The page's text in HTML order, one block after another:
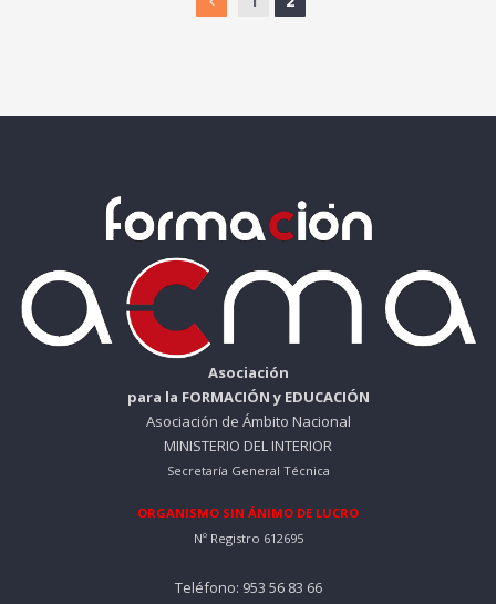
Asociación
para la FORMACIÓN y EDUCACIÓN
Asociación de Ámbito Nacional
MINISTERIO DEL INTERIOR
Secretaría General Técnica
ORGANISMO SIN ÁNIMO DE LUCRO
Nº Registro 612695
Teléfono: 953 56 83 66